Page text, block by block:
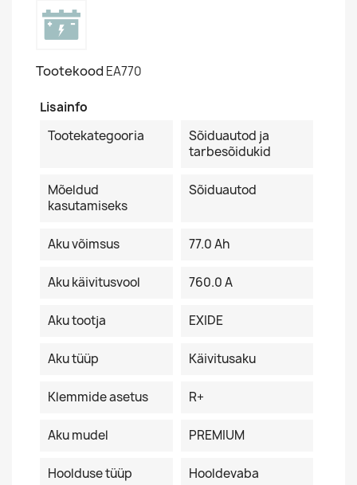
Tootekood EA770
Lisainfo
Tootekategooria
Sõiduautod ja
tarbesõidukid
Mõeldud
kasutamiseks
Sõiduautod
Aku võimsus 77.0 Ah
Aku käivitusvool 760.0 A
Aku tootja EXIDE
Aku tüüp Käivitusaku
Klemmide asetus R+
Aku mudel PREMIUM
Hoolduse tüüp Hooldevaba